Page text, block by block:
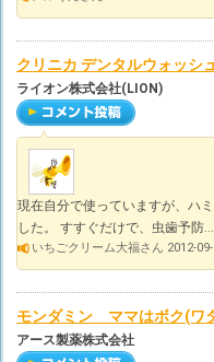
クリニカ デンタルウォッシ
ライオン株式会社(LION)
現在自分で使っていますが、ハ
した。 すすぐだけで、虫歯予防...
いちごクリーム大福さん 2012-
モンダミン ママはボク(ワ
アース製薬株式会社